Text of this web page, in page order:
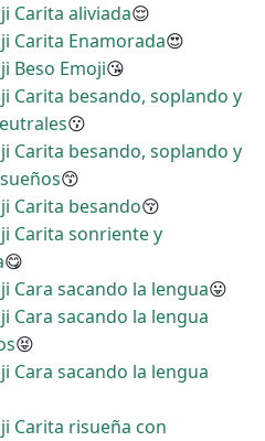
Carita aliviada😌
Carita Enamorada😍
Beso Emoji😘
Carita besando, soplando y
😗
Carita besando, soplando y
😙
Carita besando😚
Carita sonriente y
😋
Cara sacando la lengua😛
Cara sacando la lengua
😝
Cara sacando la lengua
Carita risueña con